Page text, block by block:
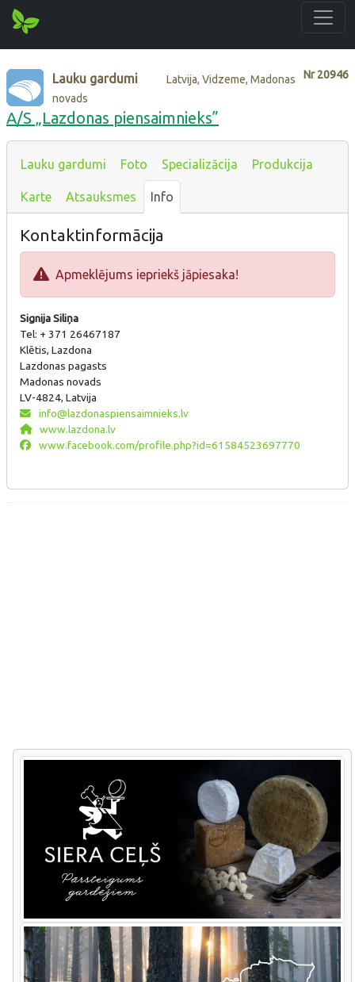
Nr20946
Lauku gardumi
Latvija, Vidzeme, Madonas
novads
A/S „Lazdonas piensaimnieks”
Lauku gardumi Foto Specializācija Produkcija
Karte Atsauksmes Info
Kontaktinformācija
Apmeklējums iepriekš jāpiesaka!
Signija Siliņa
Tel: + 371 26467187
Klētis, Lazdona
Lazdonas pagasts
Madonas novads
LV-4824, Latvija
info@lazdonaspiensaimnieks.lv
www.lazdona.lv
www.facebook.com/profile.php?id=61584523697770